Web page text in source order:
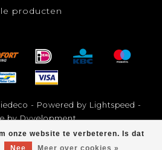
onze website te verbeteren. Is dat
Nee Meer over cookies »
producten
- Powered by Lightspeed -
byDyvelopment